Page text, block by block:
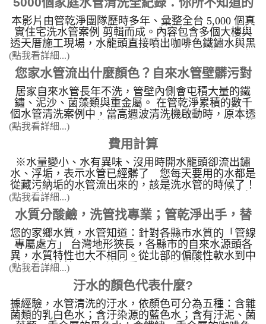
校 / 工廠機台 多家科學園區大廠指定機種 標準配備
日本 HITACHI 空壓機 (11KG)、高壓氣管3條、添加
藥劑桶 開箱即用 外箱 黑色航空箱 不怕髒 過壓保護
是 本機特色 人性化操作介面，操作簡便，初次使
用即可輕易上手 售後服務完備，設備非人為保固三
年。 具多段週波功能：水槌、脈衝波、螺旋波、遙
控功能，另具備完整顯示操作介面。 具備功能：螺
旋波脈衝剝離、水槌沖擊、脈衝剝離清洗、高穿透遙
控、脈衝時間設定。 適用範圍：公寓、透天、園區
大廠、民宿、旅館、露營區、大型醫院、塑膠射出工
廠、食品工廠、學校。 水管清洗示意圖： 水管清
比起來，自來水管管徑小、平面流動、走向彎曲，本
來就比較容易堵塞卡垢，其骯髒的程度可想而知。水
管經過長時間的使用，污泥、藻類、病菌，以及水中
所含各種的各種重金屬， 便附著於水管的管壁上；
加上水管長時間得使用所產生得鏽蝕， 種種的“東
西”,都必須經過水管，熱水管的彎頭部份為了耐熱又
多使用容易氧化生銹的鐵製品，不到五年就開始銹
蝕，不到十年就開始產生銹片和銹塊，造成容易 水
管阻塞 ，導致水流量變小及產生鐵銹水，此外銹蝕
粗糙的管壁更容易藏污納垢，大量屯積細菌藻類、污
泥和各種重金屬物質，隨著時間一點一滴地被我們吸
收入我們身體體內，很容易引起身體的健康及皮膚的
紅腫，這樣的用水品質能安心使用嗎? 自來水管比水
塔還要髒，水塔半年洗一次，水管卻從來不清洗，房
子有幾歲，自來水管就幾年沒洗，本公司積極推廣
自來水水管清洗 的重要性。
不少成本。 &nbsp; 2.不須買桶裝水就� ...
自來水管壁污染
本影片由管乾淨團隊歷時多年、彙整全台 5,000 個真
實住宅洗水管案例 剪輯而成。內容包含多個大樓與
透天厝施工現場，水龍頭直接噴出咖啡色鐵鏽水與黑
綠色菌藻污水的真實畫面（畫面恐謹慎觀賞）。 本
影片核心展示之技術與用水知識： 水管卡垢的成
因： 自來水中的鈣鎂離子、餘氯與老� ...
(點我看詳細...)
您家水管流出什麼顏色？自來水管壁髒污對
水質與水壓的關鍵影響
居家自來水管長年不洗，管壁內側會屯積大量的鐵
鏽、泥沙、菌藻類與重金屬。 在管乾淨累積的數千
個水管清洗案例中，當高週波清洗機啟動時，原本透
明的自來水往往會轉變成驚人的「五彩污水」。這些
洗出來的污水顏色，直接對應了管線內部的特定化學
與生物污染物： 水管污水顏色與污染物� ...
(點我看詳細...)
費用計算
※水量變小、水有異味、沒用時開水龍頭卻流出鏽
水、浮垢，表示水管已經髒了 您每天要用的水都是
從藏污納垢的水管流出來的，該是洗水管的時候了！
下單後會與您約時間，工作時間約2小時，屋齡較久
的房子清洗時間加長(不加價)，歡迎來留言洽詢！
(點我看詳細...)
水質分酸鹼，洗管找專業；管乾淨出手，替
您的水管洗乾淨
您的家鄉水質，水管知道：針對各縣市水質的「管線
專屬處方」 台灣地形狹長，各縣市的自來水源頭各
異，水質特性也大不相同。從北部的偏酸性軟水到中
南部的偏鹼性硬水，這些看不見的化學特性，正24小
時不間斷地影響著您家中的水管與用水設備。 北部
地區：酸性水質與鐵鏽的博弈 如雙北、基� ...
(點我看詳細...)
汙水的顏色代表什麼?
據經驗，水管清洗的汙水，依顏色可分為五種：含雜
菌類的乳白色水；含汙染源的藍色水；含有汙泥、菌